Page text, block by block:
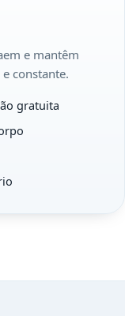
e mantêm
constante.
gratuita